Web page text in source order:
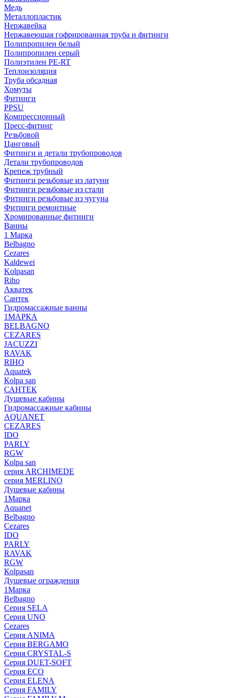
Медь
Металлопластик
Нержавейка
Нержавеющая гофрированная труба и фитинги
Полипропилен белый
Полипропилен серый
Полиэтилен PE-RT
Теплоизоляция
Труба обсадная
Хомуты
Фитинги
PPSU
Компрессионный
Пресс-фитинг
Резьбовой
Цанговый
Фитинги и детали трубопроводов
Детали трубопроводов
Крепеж трубный
Фитинги резьбовые из латуни
Фитинги резьбовые из стали
Фитинги резьбовые из чугуна
Фитинги ремонтные
Хромированные фитинги
Ванны
1 Марка
Belbagno
Cezares
Kaldewei
Kolpasan
Riho
Акватек
Сантек
Гидромассажные ванны
1МАРКА
BELBAGNO
CEZARES
JACUZZI
RAVAK
RIHO
Аquatek
Кolpa san
САНТЕК
Душевые кабины
Гидромассажные кабины
AQUANET
CEZARES
IDO
PARLY
RGW
Кolpa san
серия ARCHIMEDE
серия MERLINO
Душевые кабины
1Марка
Aquanet
Belbagno
Cezares
IDO
PARLY
RAVAK
RGW
Кolpasan
Душевые ограждения
1Марка
Belbagno
Серия SELA
Серия UNO
Cezares
Серия ANIMA
Серия BERGAMO
Серия CRYSTAL-S
Серия DUET-SOFT
Серия ECO
Серия ELENA
Серия FAMILY